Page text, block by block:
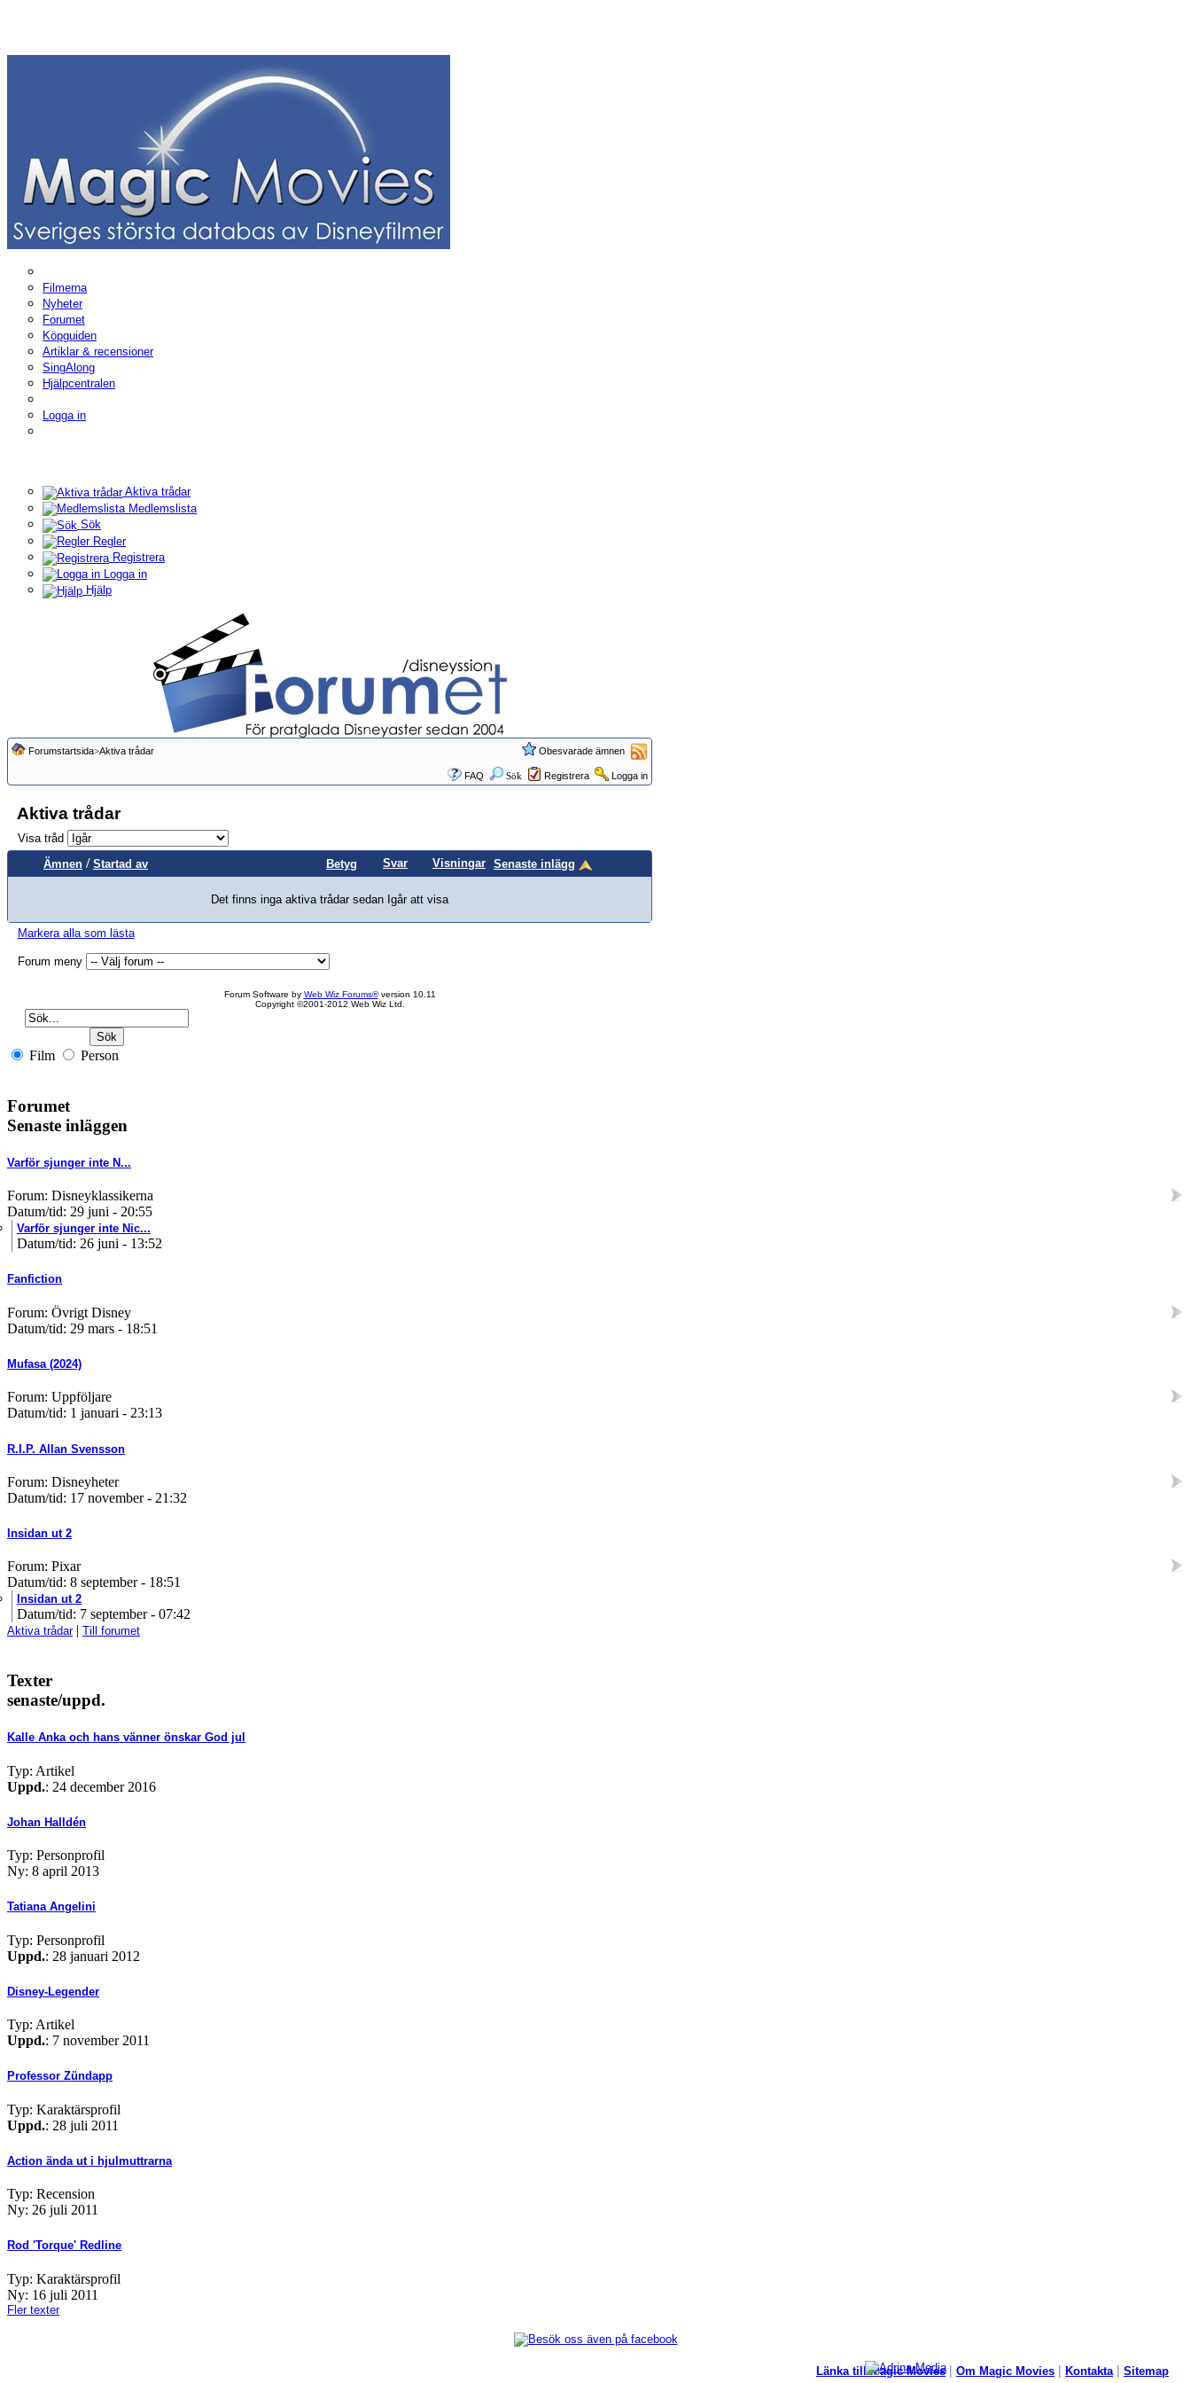
Filmerna
Nyheter
Forumet
Köpguiden
Artiklar & recensioner
SingAlong
Hjälpcentralen
Logga in
Aktiva trådar
Medlemslista
Sök
Regler
Registrera
Logga in
Hjälp
Forumstartsida>Aktiva trådar Obesvarade ämnen
FAQ Sök Registrera Logga in
Aktiva trådar
Visa tråd
Ämnen / Startad av Betyg Svar Visningar Senaste inlägg
Det finns inga aktiva trådar sedan Igår att visa
Markera alla som lästa
Forum meny
Forum Software by Web Wiz Forums®version 10.11
Copyright ©2001-2012 Web Wiz Ltd.
Film Person
Forumet
Senaste inläggen
Varför sjunger inte N...
Forum: Disneyklassikerna
Datum/tid: 29 juni - 20:55
Varför sjunger inte Nic...
Datum/tid: 26 juni - 13:52
Fanfiction
Forum: Övrigt Disney
Datum/tid: 29 mars - 18:51
Mufasa (2024)
Forum: Uppföljare
Datum/tid: 1 januari - 23:13
R.I.P. Allan Svensson
Forum: Disneyheter
Datum/tid: 17 november - 21:32
Insidan ut 2
Forum: Pixar
Datum/tid: 8 september - 18:51
Insidan ut 2
Datum/tid: 7 september - 07:42
Aktiva trådar| Till forumet
Texter
senaste/uppd.
Kalle Anka och hans vänner önskar God jul
Typ: Artikel
Uppd.: 24 december 2016
Johan Halldén
Typ: Personprofil
Ny: 8 april 2013
Tatiana Angelini
Typ: Personprofil
Uppd.: 28 januari 2012
Disney-Legender
Typ: Artikel
Uppd.: 7 november 2011
Professor Zündapp
Typ: Karaktärsprofil
Uppd.: 28 juli 2011
Action ända ut i hjulmuttrarna
Typ: Recension
Ny: 26 juli 2011
Rod 'Torque' Redline
Typ: Karaktärsprofil
Ny: 16 juli 2011
Fler texter
Länka till Magic Movies| Om Magic Movies | Kontakta | Sitemap